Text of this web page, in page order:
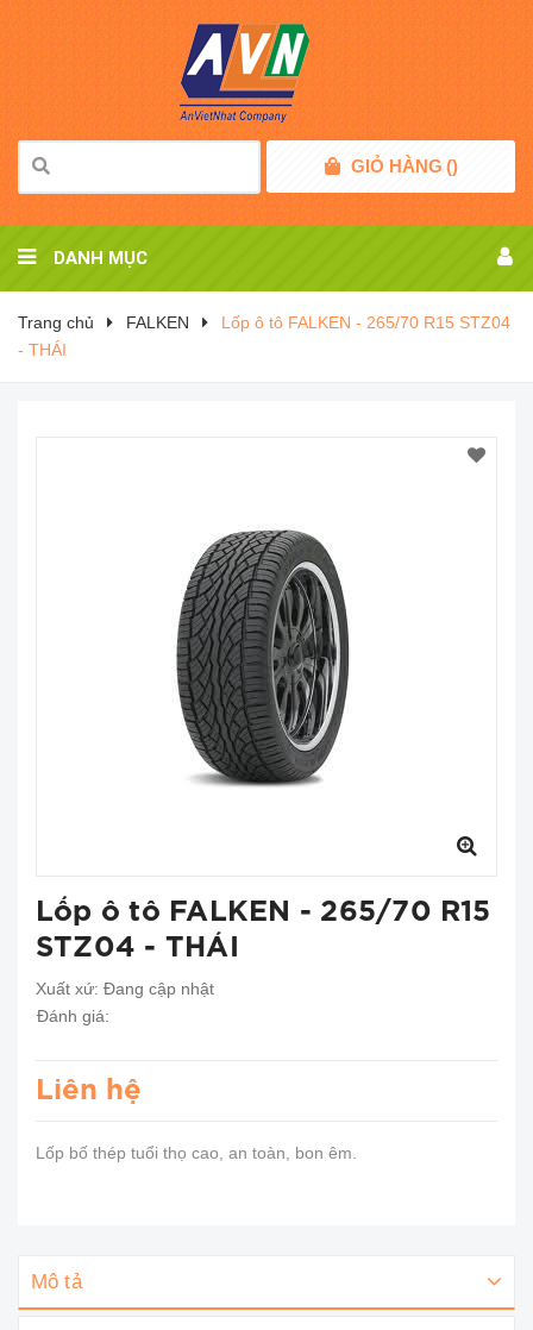
GIỎ HÀNG ()
DANH MỤC
Trang chủ FALKEN
Lốp ô tô FALKEN - 265/70 R15 STZ04
- THÁI
Lốp ô tô FALKEN - 265/70 R15
STZ04 - THÁI
Xuất xứ: Đang cập nhật
Đánh giá:
Liên hệ
Lốp bố thép tuổi thọ cao, an toàn, bon êm.
Mô tả